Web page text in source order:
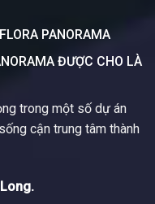
PANORAMA
ĐƯỢC CHO LÀ
trong một số dự án
cận trung tâm thành